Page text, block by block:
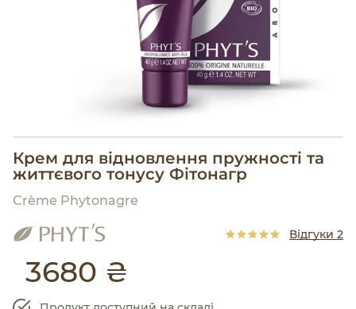
Крем для відновлення пружності та
життєвого тонусу Фітонагр
Crème Phytonagre
Відгуки 2
3680 ₴